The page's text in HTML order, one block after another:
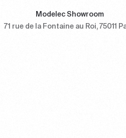
Modelec Showroom
71 rue de la Fontaine au Roi, 75011